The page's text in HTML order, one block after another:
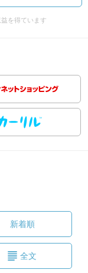
を得ています
新着順
全文